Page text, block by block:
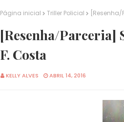
Página inicial Triller Policial
[Resenha/Parceria]
F. Costa
KELLY ALVES ABRIL 14, 2016